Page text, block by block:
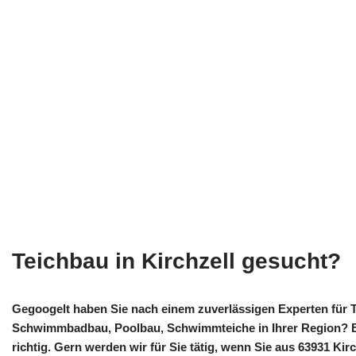
Teichbau in Kirchzell gesucht?
Gegoogelt haben Sie nach einem zuverlässigen Experten für
Schwimmbadbau, Poolbau, Schwimmteiche in Ihrer Region?
richtig. Gern werden wir für Sie tätig, wenn Sie aus 63931